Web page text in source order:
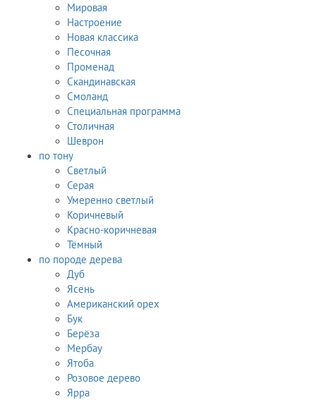
Мировая
Настроение
Новая классика
Песочная
Променад
Скандинавская
Смоланд
Специальная программа
Столичная
Шеврон
по тону
Светлый
Серая
Умеренно светлый
Коричневый
Красно-коричневая
Тёмный
по породе дерева
Дуб
Ясень
Американский орех
Бук
Берёза
Мербау
Ятоба
Розовое дерево
Ярра